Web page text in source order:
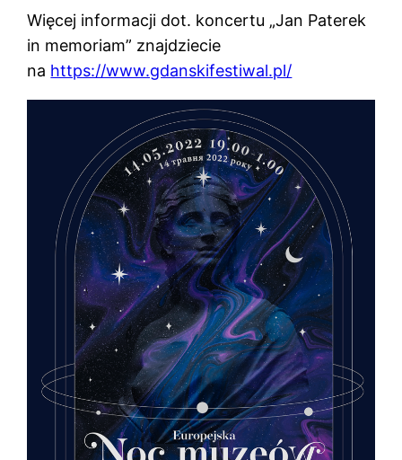
Więcej informacji dot. koncertu „Jan Paterek
in memoriam” znajdziecie
na https://www.gdanskifestiwal.pl/